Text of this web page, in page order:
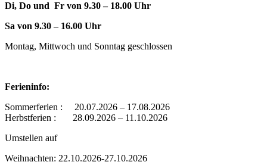
Di, Do und Fr von 9.30 – 18.00 Uhr
Sa von 9.30 – 16.00 Uhr
Montag, Mittwoch und Sonntag geschlossen
Ferieninfo:
Sommerferien : 20.07.2026 – 17.08.2026
Herbstferien : 28.09.2026 – 11.10.2026
Umstellen auf
Weihnachten: 22.10.2026-27.10.2026